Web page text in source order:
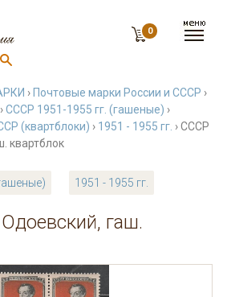
0
› Почтовые марки России и СССР ›
›СССР 1951-1955 гг. (гашеные) ›
(квартблоки) › 1951 - 1955 гг. › СССР
квартблок
1951 - 1955 гг.
гаш.